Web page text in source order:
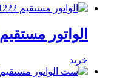
الواتور مستقیم 1222
خرید